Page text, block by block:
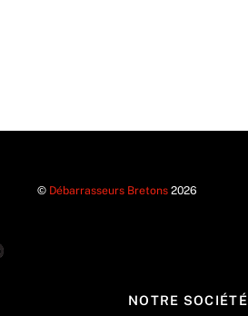
© Débarrasseurs Bretons 2026
NOTRE SOCIÉTÉ